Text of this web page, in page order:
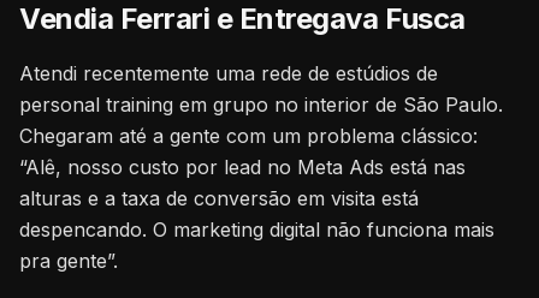
Vendia Ferrari e Entregava Fusca
Atendi recentemente uma rede de estúdios de
personal training em grupo no interior de São Paulo.
Chegaram até a gente com um problema clássico:
“Alê, nosso custo por lead no Meta Ads está nas
alturas e a taxa de conversão em visita está
despencando. O marketing digital não funciona mais
pra gente”.